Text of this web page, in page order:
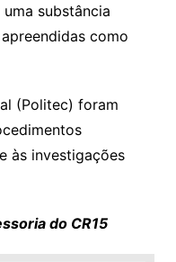
substância
como
(Politec) foram
às investigações
do CR15